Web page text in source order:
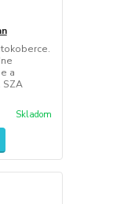
a
SZA
Skladom